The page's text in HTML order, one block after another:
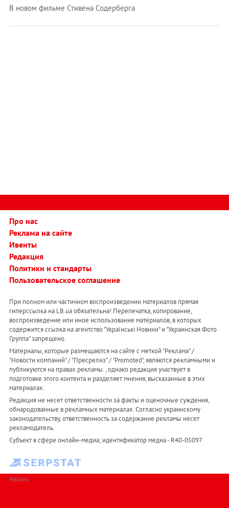
В новом фильме Стивена Содерберга
Про нас
Реклама на сайте
Ивенты
Редакция
Политики и стандарты
Пользовательское соглашение
При полном или частичном воспроизведении материалов прямая
гиперссылка на LB.ua обязательна! Перепечатка, копирование,
воспроизведение или иное использование материалов, в которых
содержится ссылка на агентство "Українськi Новини" и "Украинская Фото
Группа" запрещено.
Материалы, которые размещаются на сайте с меткой "Реклама" /
"Новости компаний" / "Пресрелиз" / "Promoted", являются рекламными и
публикуются на правах рекламы. , однако редакция участвует в
подготовке этого контента и разделяет мнения, высказанные в этих
материалах.
Редакция не несет ответственности за факты и оценочные суждения,
обнародованные в рекламных материалах. Согласно украинскому
законодательству, ответственность за содержание рекламы несет
рекламодатель.
Субъект в сфере онлайн-медиа; идентификатор медиа - R40-05097
РЕКЛАМА